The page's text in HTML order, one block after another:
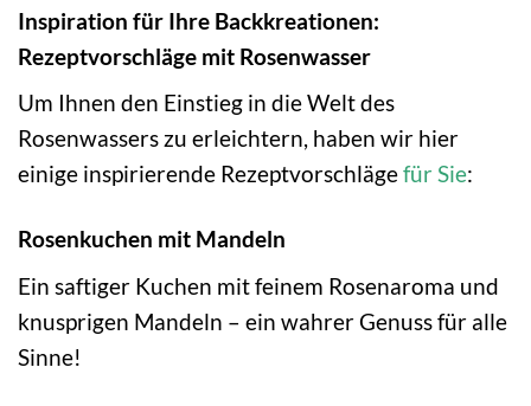
Inspiration für Ihre Backkreationen:
Rezeptvorschläge mit Rosenwasser
Um Ihnen den Einstieg in die Welt des
Rosenwassers zu erleichtern, haben wir hier
einige inspirierende Rezeptvorschlägefür Sie:
Rosenkuchen mit Mandeln
Ein saftiger Kuchen mit feinem Rosenaroma und
knusprigen Mandeln – ein wahrer Genuss für alle
Sinne!